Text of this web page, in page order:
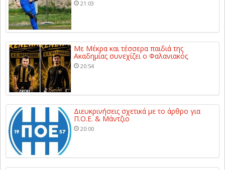
21:03
Με Μέκρα και τέσσερα παιδιά της
Ακαδημίας συνεχίζει ο Φαλανιακός
20:54
Διευκρινήσεις σχετικά με το άρθρο για
Π.Ο.Ε. & Μάντζιο
20:00